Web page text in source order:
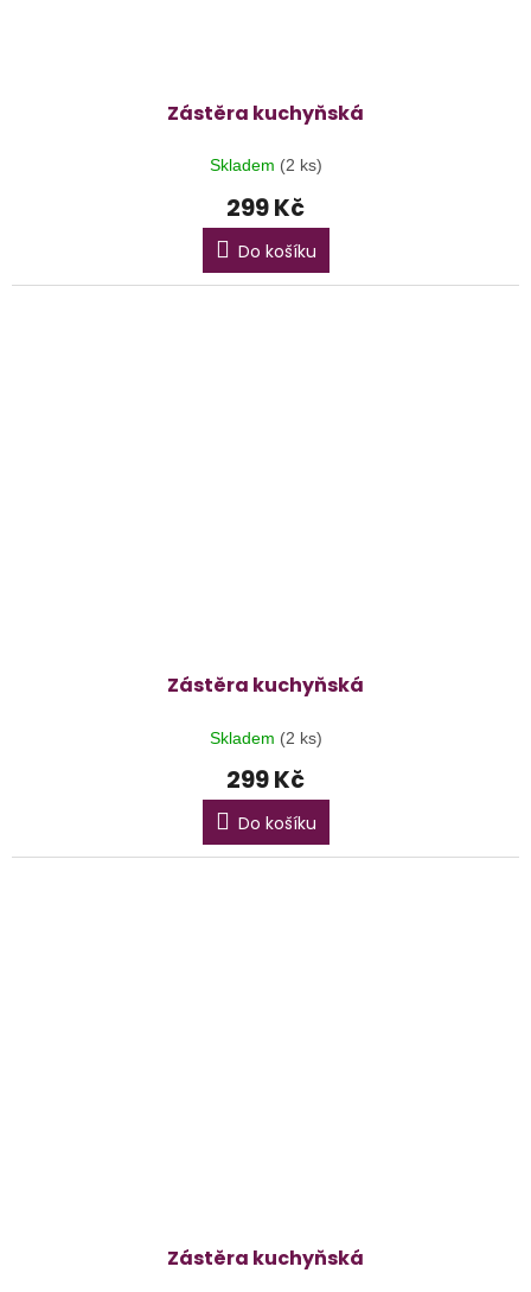
Zástěra kuchyňská
Skladem (2 ks)
299 Kč
Do košíku
Zástěra kuchyňská
Skladem (2 ks)
299 Kč
Do košíku
Zástěra kuchyňská